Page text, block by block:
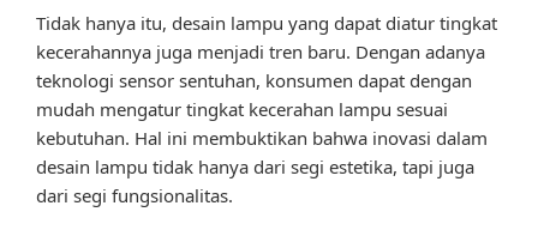
Tidak hanya itu, desain lampu yang dapat diatur tingkat
kecerahannya juga menjadi tren baru. Dengan adanya
teknologi sensor sentuhan, konsumen dapat dengan
mudah mengatur tingkat kecerahan lampu sesuai
kebutuhan. Hal ini membuktikan bahwa inovasi dalam
desain lampu tidak hanya dari segi estetika, tapi juga
dari segi fungsionalitas.